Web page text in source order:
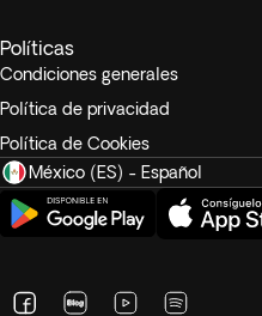
Políticas
Condiciones generales
Política de privacidad
Política de Cookies
México (ES) - Español